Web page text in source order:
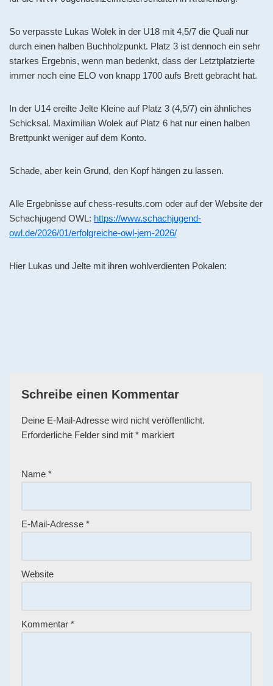
So verpasste Lukas Wolek in der U18 mit 4,5/7 die Quali nur
durch einen halben Buchholzpunkt. Platz 3 ist dennoch ein sehr
starkes Ergebnis, wenn man bedenkt, dass der Letztplatzierte
immer noch eine ELO von knapp 1700 aufs Brett gebracht hat.
In der U14 ereilte Jelte Kleine auf Platz 3 (4,5/7) ein ähnliches
Schicksal. Maximilian Wolek auf Platz 6 hat nur einen halben
Brettpunkt weniger auf dem Konto.
Schade, aber kein Grund, den Kopf hängen zu lassen.
Alle Ergebnisse auf chess-results.com oder auf der Website der
Schachjugend OWL: https://www.schachjugend-
owl.de/2026/01/erfolgreiche-owl-jem-2026/
Hier Lukas und Jelte mit ihren wohlverdienten Pokalen:
Schreibe einen Kommentar
Deine E-Mail-Adresse wird nicht veröffentlicht.
Erforderliche Felder sind mit * markiert
Name *
E-Mail-Adresse *
Website
Kommentar *